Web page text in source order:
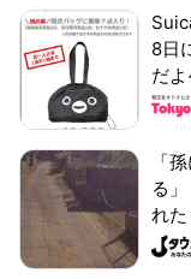
8日
だよ
「
る
れ